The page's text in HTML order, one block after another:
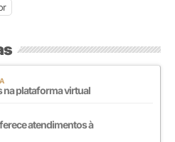
na plataforma virtual
atendimentos à